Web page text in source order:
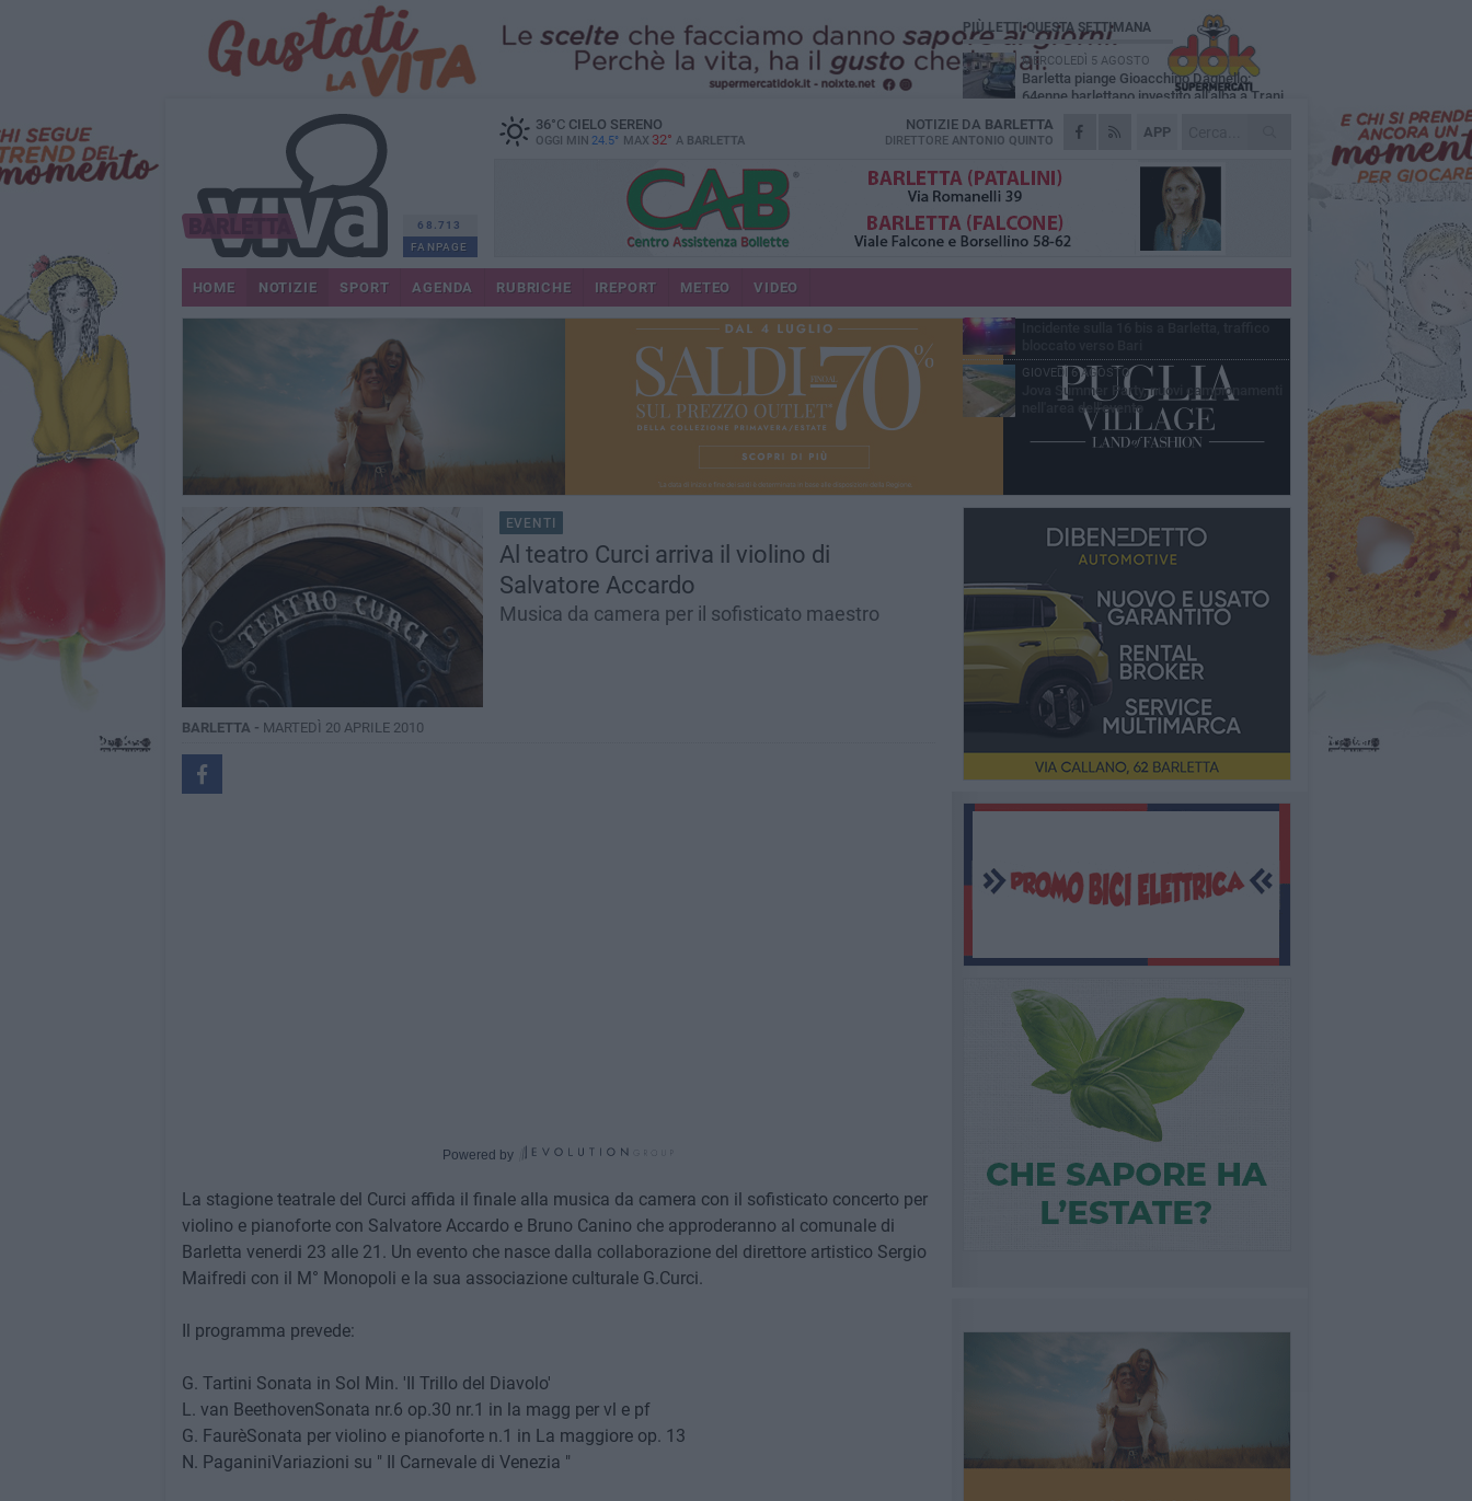
68.713
FANPAGE
36°CCIELO SERENO
OGGI MIN 24.5° MAX 32° A BARLETTA
APP
NOTIZIE DA BARLETTA
DIRETTORE ANTONIO QUINTO
HOME NOTIZIE SPORT AGENDA RUBRICHE IREPORT METEO VIDEO
EVENTI
Al teatro Curci arriva il violino di
Salvatore Accardo
Musica da camera per il sofisticato maestro
BARLETTA - MARTEDÌ 20 APRILE 2010
Powered by
La stagione teatrale del Curci affida il finale alla musica da camera con il sofisticato concerto per
violino e pianoforte con Salvatore Accardo e Bruno Canino che approderanno al comunale di
Barletta venerdi 23 alle 21. Un evento che nasce dalla collaborazione del direttore artistico Sergio
Maifredi con il M° Monopoli e la sua associazione culturale G.Curci.
Il programma prevede:
G. Tartini Sonata in Sol Min. 'Il Trillo del Diavolo'
L. van BeethovenSonata nr.6 op.30 nr.1 in la magg per vl e pf
G. FaurèSonata per violino e pianoforte n.1 in La maggiore op. 13
N. PaganiniVariazioni su " Il Carnevale di Venezia "
PIÙ LETTI QUESTA SETTIMANA
MERCOLEDÌ 5 AGOSTO
Barletta piange Gioacchino Dagnello:
64enne barlettano investito all'alba a Trani
GIOVEDÌ 6 AGOSTO
Il ricordo di "Cecco", il benzinaio col
separavano dalla pensione»
MERCOLEDÌ 5 AGOSTO
Jova Summer Party, giovedì mattina
sopralluogo nell'area dell'evento
DOMENICA 2 AGOSTO
Beni confiscati alla mafia. Nasce il servizio
VENERDÌ 7 AGOSTO
GIOVEDÌ 6 AGOSTO
Jova Summer Party, nuovi campionamenti
nell'area dell'evento